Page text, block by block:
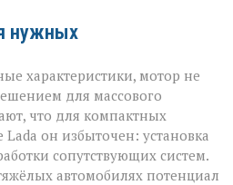
нужных
характеристики, мотор не
для массового
что для компактных
он избыточен: установка
сопутствующих систем.
автомобилях потенциал